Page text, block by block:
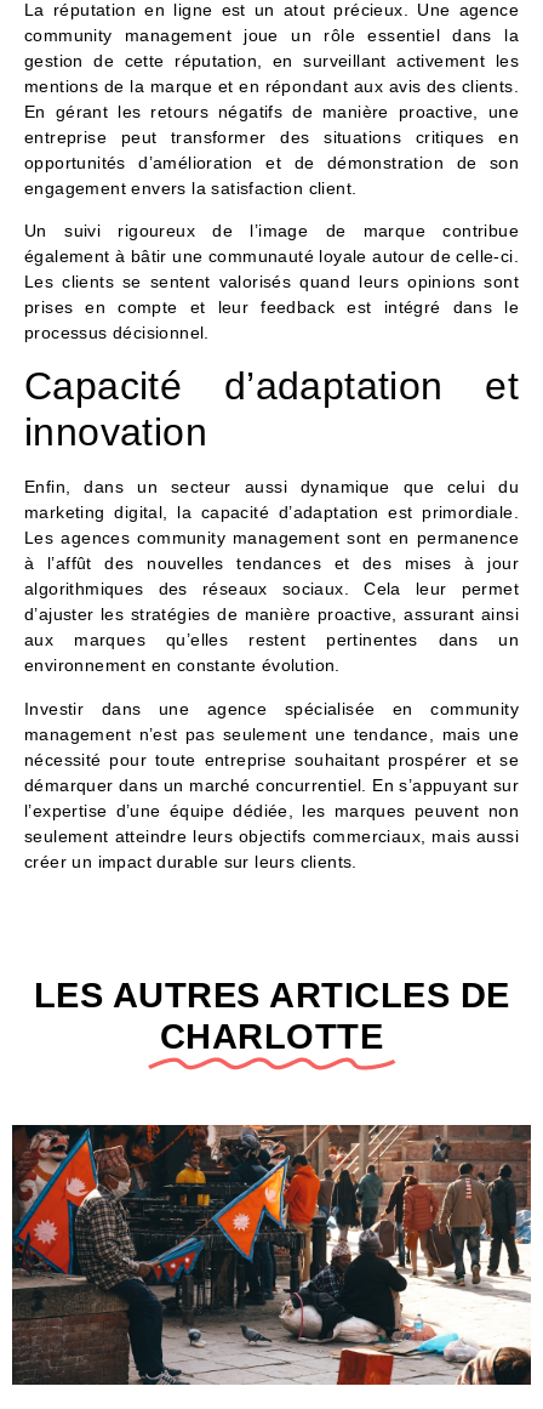
La réputation en ligne est un atout précieux. Une agence
community management joue un rôle essentiel dans la
gestion de cette réputation, en surveillant activement les
mentions de la marque et en répondant aux avis des clients.
En gérant les retours négatifs de manière proactive, une
entreprise peut transformer des situations critiques en
opportunités d’amélioration et de démonstration de son
engagement envers la satisfaction client.
Un suivi rigoureux de l’image de marque contribue
également à bâtir une communauté loyale autour de celle-ci.
Les clients se sentent valorisés quand leurs opinions sont
prises en compte et leur feedback est intégré dans le
processus décisionnel.
Capacité d’adaptation et
innovation
Enfin, dans un secteur aussi dynamique que celui du
marketing digital, la capacité d’adaptation est primordiale.
Les agences community management sont en permanence
à l’affût des nouvelles tendances et des mises à jour
algorithmiques des réseaux sociaux. Cela leur permet
d’ajuster les stratégies de manière proactive, assurant ainsi
aux marques qu’elles restent pertinentes dans un
environnement en constante évolution.
Investir dans une agence spécialisée en community
management n’est pas seulement une tendance, mais une
nécessité pour toute entreprise souhaitant prospérer et se
démarquer dans un marché concurrentiel. En s’appuyant sur
l’expertise d’une équipe dédiée, les marques peuvent non
seulement atteindre leurs objectifs commerciaux, mais aussi
créer un impact durable sur leurs clients.
LES AUTRES ARTICLES DE
CHARLOTTE